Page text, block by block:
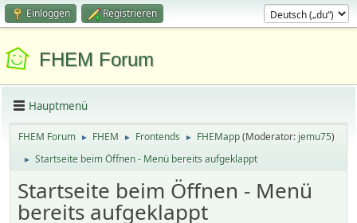
Einloggen Registrieren
FHEM Forum
Hauptmenü
FHEM Forum ► FHEM ► Frontends ► FHEMapp(Moderator: jemu75)
► Startseite beim Öffnen - Menü bereits aufgeklappt
Startseite beim Öffnen - Menü
bereits aufgeklappt